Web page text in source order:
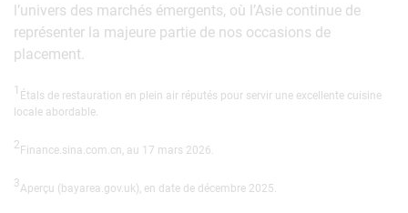
l’univers des marchés émergents, où l’Asie continue de
représenter la majeure partie de nos occasions de
placement.
1 Étals de restauration en plein air réputés pour servir une excellente cuisine
locale abordable.
2Finance.sina.com.cn, au 17 mars 2026.
3Aperçu (bayarea.gov.uk), en date de décembre 2025.